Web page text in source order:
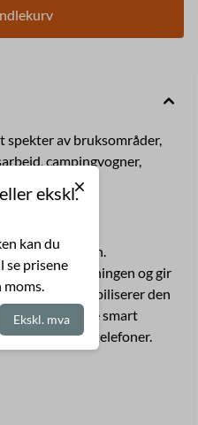
Spenningsreguleringssystem: Inverter Tankvolum: 10L Vekt: 49,5
spekter av bruksområder,
campingvogner,
strømkvaliteten.
utgangsspenningen og gir
og stabiliserer den
for å drive smart
og mobiltelefoner.
ekskl.
kan du
se prisene
Ekskl. mva